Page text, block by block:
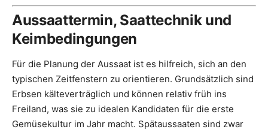
Aussaattermin, Saattechnik und
Keimbedingungen
Für die Planung der Aussaat ist es hilfreich, sich an den
typischen Zeitfenstern zu orientieren. Grundsätzlich sind
Erbsen kälteverträglich und können relativ früh ins
Freiland, was sie zu idealen Kandidaten für die erste
Gemüsekultur im Jahr macht. Spätaussaaten sind zwar